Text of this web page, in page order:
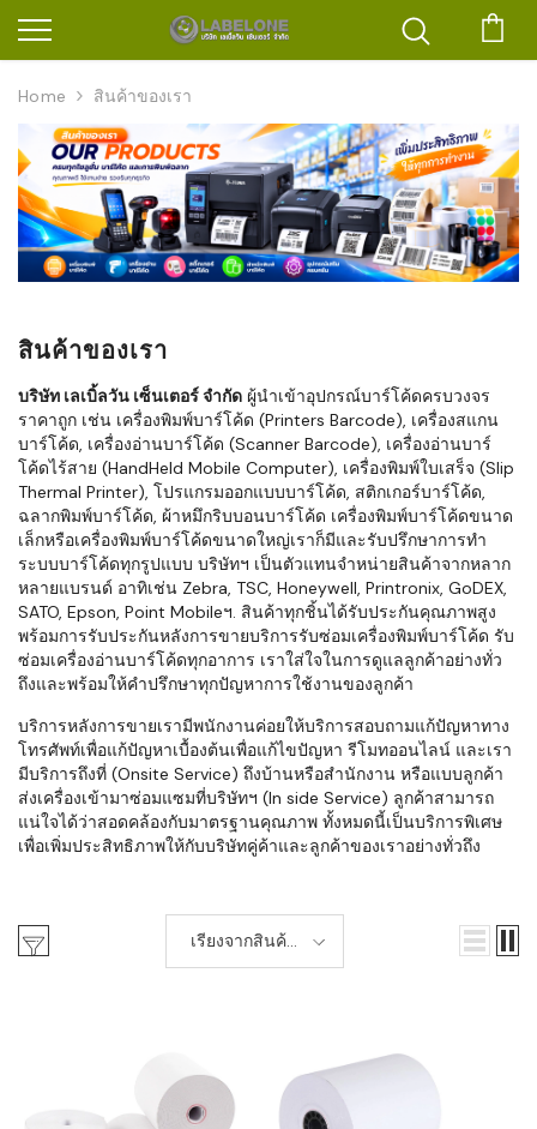
Home สินค้าของเรา
สินค้าของเรา
บริษัท เลเบิ้ลวัน เซ็นเตอร์ จำกัด ผู้นำเข้าอุปกรณ์บาร์โค้ดครบวงจร
ราคาถูก เช่น เครื่องพิมพ์บาร์โค้ด (Printers Barcode), เครื่องสแกน
บาร์โค้ด, เครื่องอ่านบาร์โค้ด (Scanner Barcode), เครื่องอ่านบาร์
โค้ดไร้สาย (HandHeld Mobile Computer), เครื่องพิมพ์ใบเสร็จ (Slip
Thermal Printer), โปรแกรมออกแบบบาร์โค้ด, สติกเกอร์บาร์โค้ด,
ฉลากพิมพ์บาร์โค้ด, ผ้าหมึกริบบอนบาร์โค้ด เครื่องพิมพ์บาร์โค้ดขนาด
เล็กหรือเครื่องพิมพ์บาร์โค้ดขนาดใหญ่เราก็มีและรับปรึกษาการทำ
ระบบบาร์โค้ดทุกรูปแบบ บริษัทฯ เป็นตัวแทนจำหน่ายสินค้าจากหลาก
หลายแบรนด์ อาทิเช่น Zebra, TSC, Honeywell, Printronix, GoDEX,
SATO, Epson, Point Mobileฯ. สินค้าทุกชิ้นได้รับประกันคุณภาพสูง
พร้อมการรับประกันหลังการขายบริการรับซ่อมเครื่องพิมพ์บาร์โค้ด รับ
ซ่อมเครื่องอ่านบาร์โค้ดทุกอาการ เราใส่ใจในการดูแลลูกค้าอย่างทั่ว
ถึงและพร้อมให้คำปรึกษาทุกปัญหาการใช้งานของลูกค้า
บริการหลังการขายเรามีพนักงานค่อยให้บริการสอบถามแก้ปัญหาทาง
โทรศัพท์เพื่อแก้ปัญหาเบื้องต้นเพื่อแก้ไขปัญหา รีโมทออนไลน์ และเรา
มีบริการถึงที่ (Onsite Service) ถึงบ้านหรือสำนักงาน หรือแบบลูกค้า
ส่งเครื่องเข้ามาซ่อมแซมที่บริษัทฯ (In side Service) ลูกค้าสามารถ
แน่ใจได้ว่าสอดคล้องกับมาตรฐานคุณภาพ ทั้งหมดนี้เป็นบริการพิเศษ
เพื่อเพิ่มประสิทธิภาพให้กับบริษัทคู่ค้าและลูกค้าของเราอย่างทั่วถึง
เรียงจากสินค้า
ใหม่-เก่า